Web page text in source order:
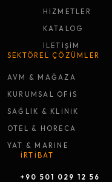
HİZMETLER
KATALOG
İLETİŞİM
SEKTÖREL ÇÖZÜMLER
AVM & MAĞAZA
KURUMSAL OFİS
SAĞLIK & KLİNİK
OTEL & HORECA
YAT & MARİNE
İRTİBAT
+90 501 029 12 56